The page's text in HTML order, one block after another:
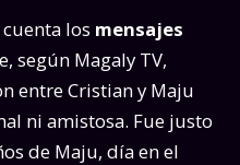
los mensajes
según Magaly TV,
entre Cristian y Maju
ni amistosa. Fue justo
de Maju, día en el